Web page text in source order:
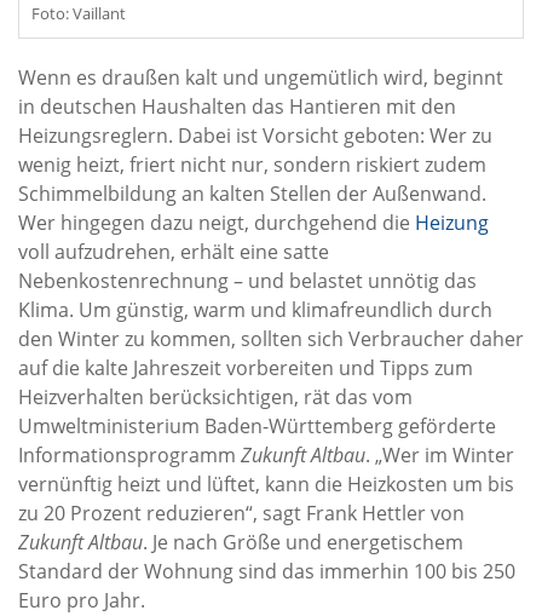
Foto: Vaillant
Wenn es draußen kalt und ungemütlich wird, beginnt
in deutschen Haushalten das Hantieren mit den
Heizungsreglern. Dabei ist Vorsicht geboten: Wer zu
wenig heizt, friert nicht nur, sondern riskiert zudem
Schimmelbildung an kalten Stellen der Außenwand.
Wer hingegen dazu neigt, durchgehend die Heizung
voll aufzudrehen, erhält eine satte
Nebenkostenrechnung – und belastet unnötig das
Klima. Um günstig, warm und klimafreundlich durch
den Winter zu kommen, sollten sich Verbraucher daher
auf die kalte Jahreszeit vorbereiten und Tipps zum
Heizverhalten berücksichtigen, rät das vom
Umweltministerium Baden-Württemberg geförderte
Informationsprogramm Zukunft Altbau. „Wer im Winter
vernünftig heizt und lüftet, kann die Heizkosten um bis
zu 20 Prozent reduzieren“, sagt Frank Hettler von
Zukunft Altbau. Je nach Größe und energetischem
Standard der Wohnung sind das immerhin 100 bis 250
Euro pro Jahr.